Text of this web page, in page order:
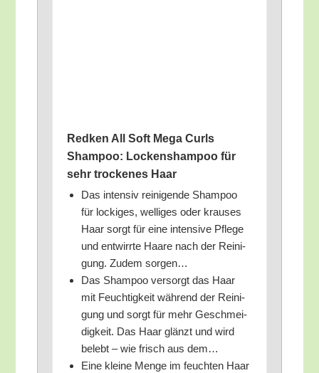
Red­ken All Soft Mega Curls
Sham­poo: Locken­sham­poo für
sehr tro­cke­nes Haar
Das inten­siv rei­ni­gen­de Sham­poo
für locki­ges, wel­li­ges oder krau­ses
Haar sorgt für eine inten­si­ve Pfle­ge
und ent­wirr­te Haa­re nach der Rei­ni­
gung. Zudem sorgen…
Das Sham­poo ver­sorgt das Haar
mit Feuch­tig­keit wäh­rend der Rei­ni­
gung und sorgt für mehr Geschmei­
dig­keit. Das Haar glänzt und wird
belebt – wie frisch aus dem…
Eine klei­ne Men­ge im feuch­ten Haar